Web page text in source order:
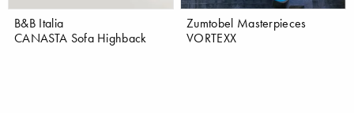
B&B Italia
CANASTA Sofa Highback
Zumtobel Masterpieces
VORTEXX